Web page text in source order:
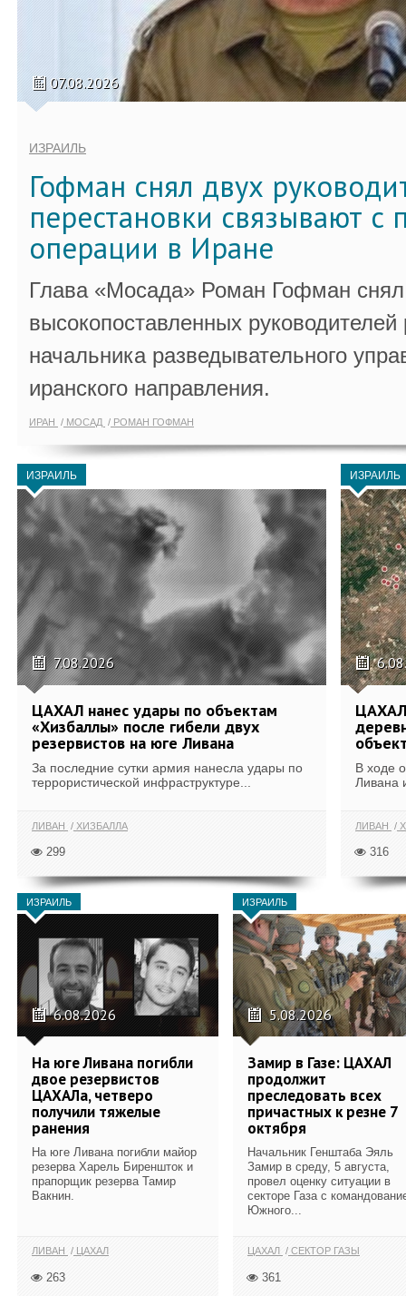
07.08.2026
ИЗРАИЛЬ
Гофман снял двух
перестановки связывают с
операции в Иране
Глава «Мосада» Роман Гофман снял
высокопоставленных
начальника разведывательного
иранского направления.
ИРАН МОСАД РОМАН ГОФМАН
ИЗРАИЛЬ
7.08.2026
ЦАХАЛ нанес удары по объектам
«Хизбаллы» после гибели двух
резервистов на юге Ливана
За последние сутки армия нанесла удары по
террористической инфраструктуре...
ЛИВАН ХИЗБАЛЛА
299
ИЗРАИЛЬ
В ходе
Ливана
ЛИВАН
316
ИЗРАИЛЬ
6.08.2026
На юге Ливана погибли
двое резервистов
ЦАХАЛа, четверо
получили тяжелые
ранения
На юге Ливана погибли майор
резерва Харель Биреншток и
прапорщик резерва Тамир
Вакнин.
ЛИВАН ЦАХАЛ
263
ИЗРАИЛЬ
5.08.2026
Замир в Газе: ЦАХАЛ
продолжит
преследовать всех
причастных к резне 7
октября
Начальник Генштаба Эяль
Замир в среду, 5 августа,
провел оценку ситуации в
секторе Газа с
Южного...
ЦАХАЛ СЕКТОР ГАЗЫ
361